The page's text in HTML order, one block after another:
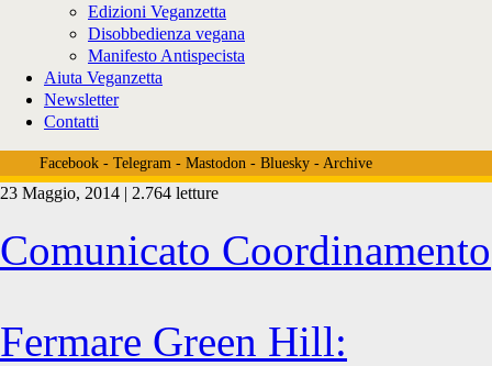
Edizioni Veganzetta
Disobbedienza vegana
Manifesto Antispecista
Aiuta Veganzetta
Newsletter
Contatti
Facebook- Telegram- Mastodon- Bluesky- Archive
Tag:
<span>cani
23 Maggio, 2014 | 2.764 letture
Comunicato Coordinamento
Fermare Green Hill: